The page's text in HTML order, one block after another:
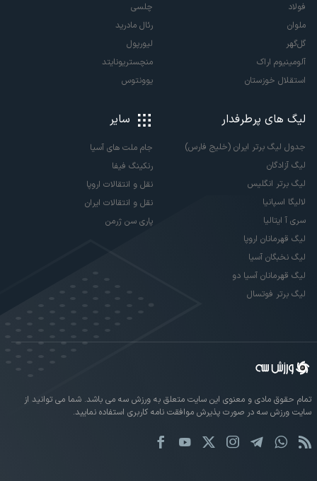
فولاد
ملوان
گل‌گهر
آلومینیوم اراک
استقلال خوزستان
چلسی
رئال مادرید
لیورپول
منچستریونایتد
یوونتوس
لیگ های پرطرفدار
جدول لیگ برتر ایران (خلیج فارس)
لیگ آزادگان
لیگ برتر انگلیس
لالیگا اسپانیا
سری آ ایتالیا
لیگ قهرمانان اروپا
لیگ نخبگان آسیا
لیگ قهرمانان آسیا دو
لیگ برتر فوتسال
سایر
جام ملت های آسیا
رنکینگ فیفا
نقل و انتقالات اروپا
نقل و انتقالات ایران
پاری سن ژرمن
تمام حقوق مادی و معنوی این سایت متعلق به ورزش سه می باشد. شما می توانید از
سایت ورزش سه در صورت پذیرش موافقت نامه کاربری استفاده نمایید.